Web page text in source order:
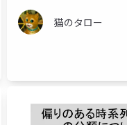
パターン認識 猫のタロー